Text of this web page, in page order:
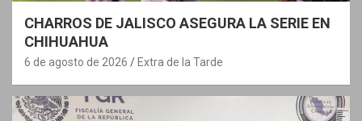
CHARROS DE JALISCO ASEGURA LA SERIE EN
CHIHUAHUA
6 de agosto de 2026 Extra de la Tarde